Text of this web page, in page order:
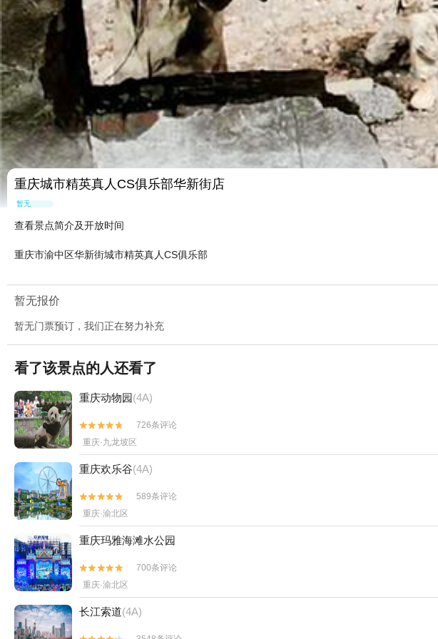
重庆城市精英真人CS俱乐部华新街店
暂无点评
查看景点简介及开放时间
重庆市渝中区华新街城市精英真人CS俱乐部
暂无报价
暂无门票预订，我们正在努力补充
看了该景点的人还看了
重庆动物园(4A)


726条评论
重庆·九龙坡区
重庆欢乐谷(4A)


589条评论
重庆·渝北区
重庆玛雅海滩水公园


700条评论
重庆·渝北区
长江索道(4A)